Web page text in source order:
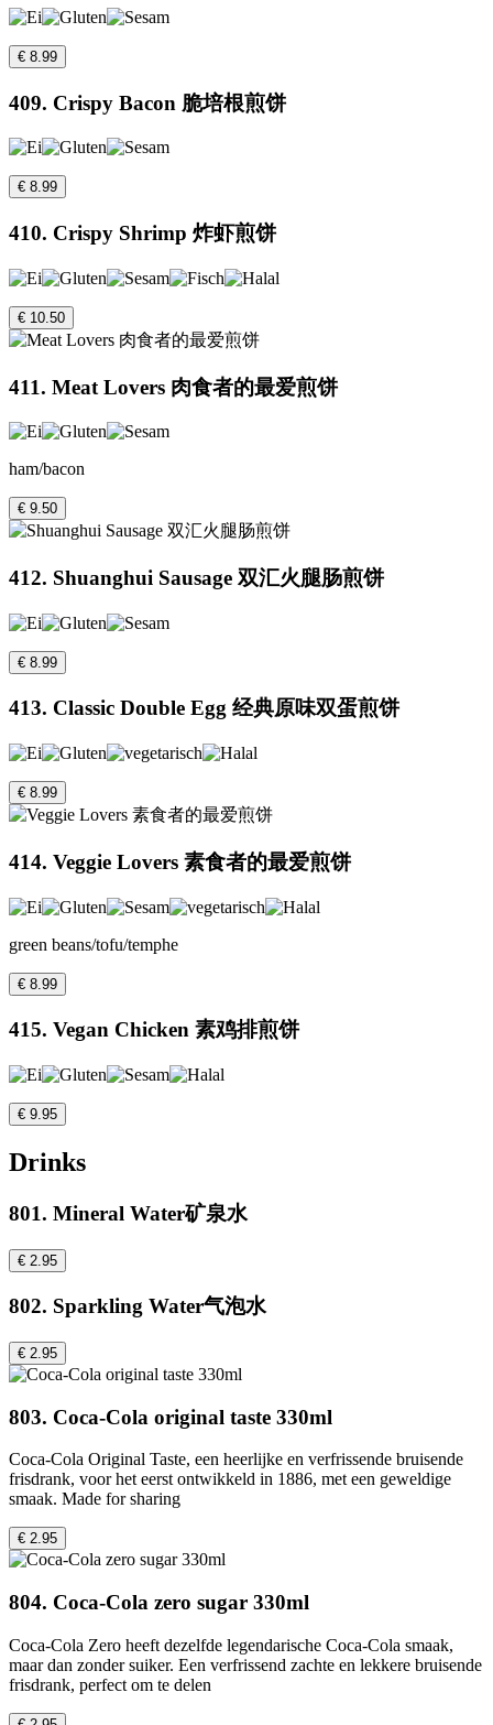
€ 8.99
409. Crispy Bacon 脆培根煎饼
€ 8.99
410. Crispy Shrimp 炸虾煎饼
€ 10.50
411. Meat Lovers 肉食者的最爱煎饼
ham/bacon
€ 9.50
412. Shuanghui Sausage 双汇火腿肠煎饼
€ 8.99
413. Classic Double Egg 经典原味双蛋煎饼
€ 8.99
414. Veggie Lovers 素食者的最爱煎饼
green beans/tofu/temphe
€ 8.99
415. Vegan Chicken 素鸡排煎饼
€ 9.95
Drinks
801. Mineral Water矿泉水
€ 2.95
802. Sparkling Water气泡水
€ 2.95
803. Coca-Cola original taste 330ml
Coca-Cola Original Taste, een heerlijke en verfrissende bruisende
frisdrank, voor het eerst ontwikkeld in 1886, met een geweldige
smaak. Made for sharing
€ 2.95
804. Coca-Cola zero sugar 330ml
Coca-Cola Zero heeft dezelfde legendarische Coca-Cola smaak,
maar dan zonder suiker. Een verfrissend zachte en lekkere bruisende
frisdrank, perfect om te delen